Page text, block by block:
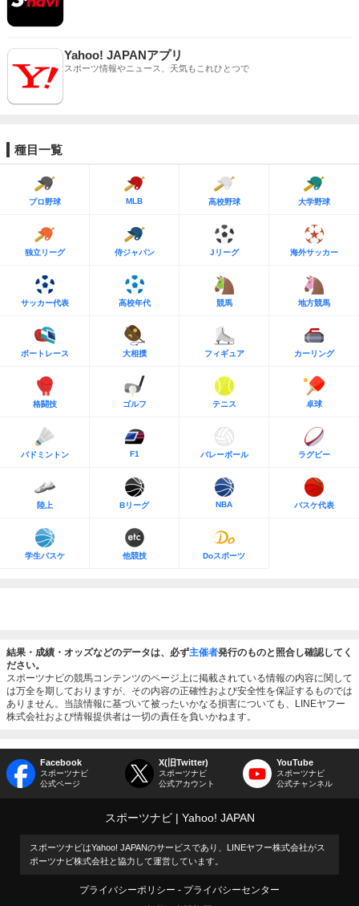
Yahoo! JAPANアプリ
スポーツ情報やニュース、天気もこれひとつで
種目一覧
プロ野球 MLB 高校野球 大学野球
独立リーグ 侍ジャパン Jリーグ 海外サッカー
サッカー代表 高校年代 競馬 地方競馬
ボートレース 大相撲 フィギュア カーリング
格闘技 ゴルフ テニス 卓球
バドミントン F1 バレーボール ラグビー
陸上 Bリーグ NBA バスケ代表
学生バスケ 他競技 Doスポーツ
結果・成績・オッズなどのデータは、必ず主催者発行のものと照合し確認してく
ださい。
スポーツナビの競馬コンテンツのページ上に掲載されている情報の内容に関して
は万全を期しておりますが、その内容の正確性および安全性を保証するものでは
ありません。当該情報に基づいて被ったいかなる損害についても、LINEヤフー
株式会社および情報提供者は一切の責任を負いかねます。
Facebook
スポーツナビ
公式ページ
X(旧Twitter)
スポーツナビ
公式アカウント
YouTube
スポーツナビ
公式チャンネル
スポーツナビ Yahoo! JAPAN
スポーツナビはYahoo! JAPANのサービスであり、LINEヤフー株式会社がス
ポーツナビ株式会社と協力して運営しています。
プライバシーポリシー
プライバシーセンター